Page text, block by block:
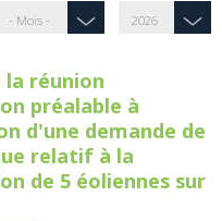
réunion
préalable à
d'une demande de
relatif à la
de 5 éoliennes sur